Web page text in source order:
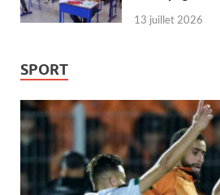
13 juillet 2026
SPORT